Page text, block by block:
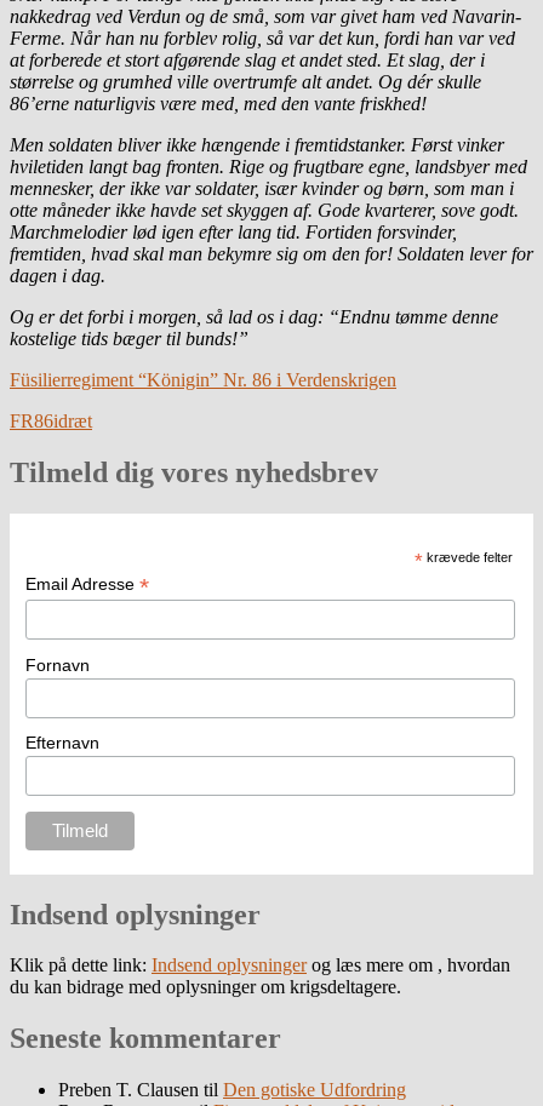
nakkedrag ved Verdun og de små, som var givet ham ved Navarin-
Ferme. Når han nu forblev rolig, så var det kun, fordi han var ved
at forberede et stort afgørende slag et andet sted. Et slag, der i
størrelse og grumhed ville overtrumfe alt andet. Og dér skulle
86’erne naturligvis være med, med den vante friskhed!
Men soldaten bliver ikke hængende i fremtidstanker. Først vinker
hviletiden langt bag fronten. Rige og frugtbare egne, landsbyer med
mennesker, der ikke var soldater, især kvinder og børn, som man i
otte måneder ikke havde set skyggen af. Gode kvarterer, sove godt.
Marchmelodier lød igen efter lang tid. Fortiden forsvinder,
fremtiden, hvad skal man bekymre sig om den for! Soldaten lever for
dagen i dag.
Og er det forbi i morgen, så lad os i dag: “Endnu tømme denne
kostelige tids bæger til bunds!”
Füsilierregiment “Königin” Nr. 86 i Verdenskrigen
FR86idræt
Tilmeld dig vores nyhedsbrev
* krævede felter
Email Adresse *
Fornavn
Efternavn
Indsend oplysninger
Klik på dette link: Indsend oplysningerog læs mere om , hvordan
du kan bidrage med oplysninger om krigsdeltagere.
Seneste kommentarer
Preben T. Clausen til Den gotiske Udfordring